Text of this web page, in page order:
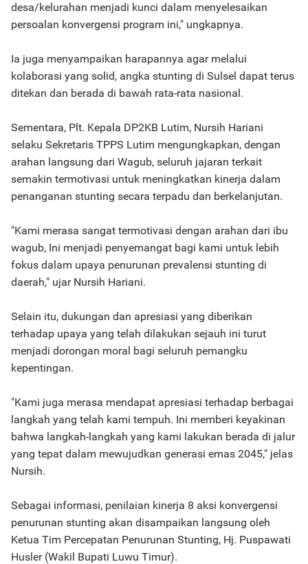
desa/kelurahan menjadi kunci dalam menyelesaikan
persoalan konvergensi program ini," ungkapnya.
Ia juga menyampaikan harapannya agar melalui
kolaborasi yang solid, angka stunting di Sulsel dapat terus
ditekan dan berada di bawah rata-rata nasional.
Sementara, Plt. Kepala DP2KB Lutim, Nursih Hariani
selaku Sekretaris TPPS Lutim mengungkapkan, dengan
arahan langsung dari Wagub, seluruh jajaran terkait
semakin termotivasi untuk meningkatkan kinerja dalam
penanganan stunting secara terpadu dan berkelanjutan.
"Kami merasa sangat termotivasi dengan arahan dari ibu
wagub, Ini menjadi penyemangat bagi kami untuk lebih
fokus dalam upaya penurunan prevalensi stunting di
daerah," ujar Nursih Hariani.
Selain itu, dukungan dan apresiasi yang diberikan
terhadap upaya yang telah dilakukan sejauh ini turut
menjadi dorongan moral bagi seluruh pemangku
kepentingan.
"Kami juga merasa mendapat apresiasi terhadap berbagai
langkah yang telah kami tempuh. Ini memberi keyakinan
bahwa langkah-langkah yang kami lakukan berada di jalur
yang tepat dalam mewujudkan generasi emas 2045," jelas
Nursih.
Sebagai informasi, penilaian kinerja 8 aksi konvergensi
penurunan stunting akan disampaikan langsung oleh
Ketua Tim Percepatan Penurunan Stunting, Hj. Puspawati
Husler (Wakil Bupati Luwu Timur).